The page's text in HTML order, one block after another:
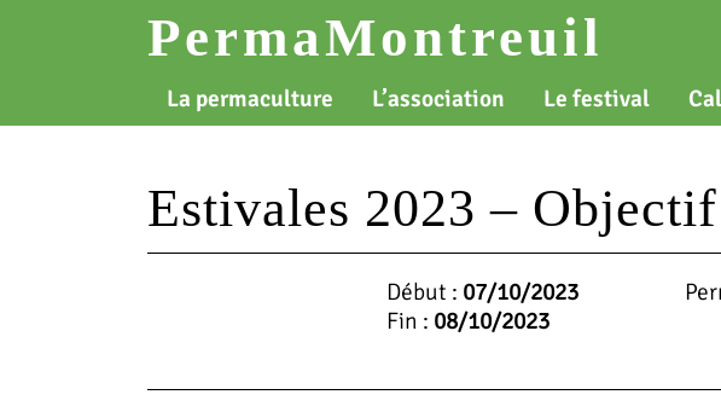
PermaMontreuil
La permaculture L’association Le festival
Estivales 2023 –
Début : 07/10/2023
Fin : 08/10/2023